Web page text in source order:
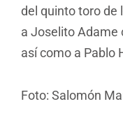
del quinto toro de
a Joselito Adame
así como a Pablo
Foto: Salomón